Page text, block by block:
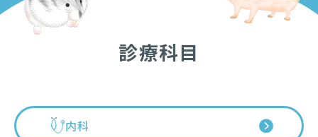
診療科目
内科